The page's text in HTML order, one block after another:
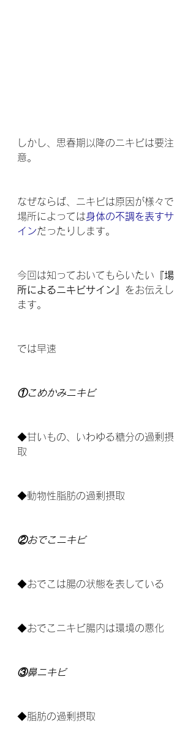
しかし、思春期以降のニキビは要注
意。
なぜならば、ニキビは原因が様々で
場所によっては身体の不調を表すサ
インだったりします。
今回は知っておいてもらいたい 『場
所によるニキビサイン』 をお伝えし
ます。
では早速
①こめかみニキビ
◆甘いもの、いわゆる糖分の過剰摂
取
◆動物性脂肪の過剰摂取
②おでこニキビ
◆おでこは腸の状態を表している
◆おでこニキビ腸内は環境の悪化
③鼻ニキビ
◆脂肪の過剰摂取